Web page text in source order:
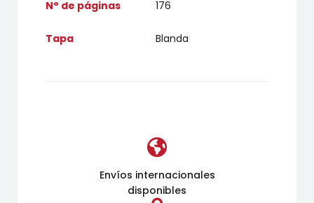
N° de páginas 176
Tapa Blanda
Envíos internacionales
disponibles